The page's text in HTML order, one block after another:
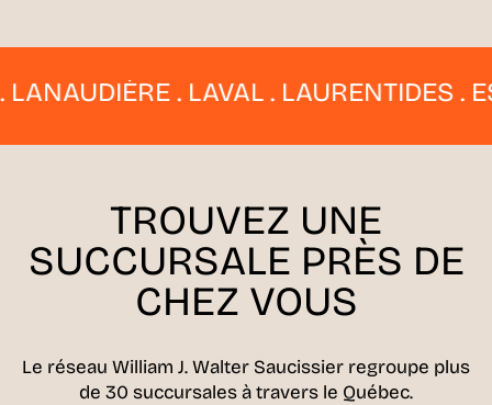
. LAVAL . LAURENTIDES .
TROUVEZ UNE
SUCCURSALE PRÈS DE
CHEZ VOUS
Le réseau William J. Walter Saucissier regroupe plus
de 30 succursales à travers le Québec.